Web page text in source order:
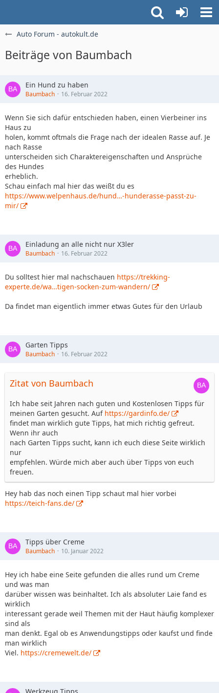
Auto Forum - autokult.de
Beiträge von Baumbach
Ein Hund zu haben
Baumbach 16. Februar 2022
Wenn Sie sich dafür entschieden haben, einen Vierbeiner ins
Haus zu
holen, kommt oftmals die Frage nach der idealen Rasse auf. Je
nach Rasse
unterscheiden sich Charaktereigenschaften und Ansprüche
des Hundes
erheblich.
Schau einfach mal hier das weißt du es
https://www.welpenhaus.de/hund…-hunderasse-passt-zu-
mir/
Einladung an alle nicht nur X3ler
Baumbach 16. Februar 2022
Du solltest hier mal nachschauen https://trekking-
experte.de/wa…tigen-socken-zum-wandern/
Da findet man eigentlich immer etwas Gutes für den Urlaub
Garten Tipps
Baumbach 16. Februar 2022
Zitat von Baumbach
Ich habe seit Jahren nach guten und Kostenlosen Tipps für
meinen Garten gesucht. Auf https://gardinfo.de/
findet man wirklich gute Tipps, hat mich richtig gefreut.
Wenn ihr auch
nach Garten Tipps sucht, kann ich euch diese Seite wirklich
nur
empfehlen. Würde mich aber auch über Tipps von euch
freuen.
Hey hab das noch einen Tipp schaut mal hier vorbei
https://teich-fans.de/
Tipps über Creme
Baumbach 10. Januar 2022
Hey ich habe eine Seite gefunden die alles rund um Creme
und was man
darüber wissen was beinhaltet. Ich als absoluter Laie fand es
wirklich
interessant gerade weil Themen mit der Haut häufig komplexer
sind als
man denkt. Egal ob es Anwendungstipps oder kaufst und finde
man wirklich
Viel. https://cremewelt.de/